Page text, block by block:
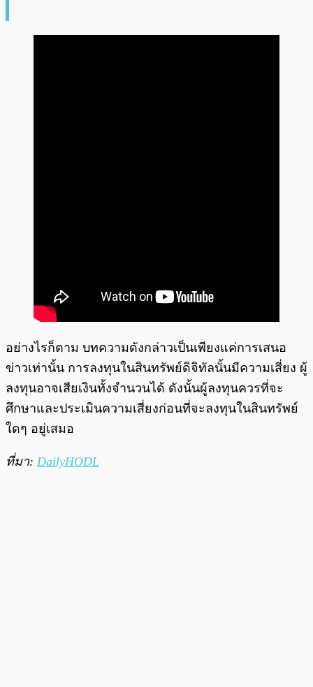
อย่างไรก็ตาม บทความดังกล่าวเป็นเพียงแค่การเสนอ
ข่าวเท่านั้น การลงทุนในสินทรัพย์ดิจิทัลนั้นมีความเสี่ยง ผู้
ลงทุนอาจเสียเงินทั้งจำนวนได้ ดังนั้นผู้ลงทุนควรที่จะ
ศึกษาและประเมินความเสี่ยงก่อนที่จะลงทุนในสินทรัพย์
ใดๆ อยู่เสมอ
ที่มา: DailyHODL